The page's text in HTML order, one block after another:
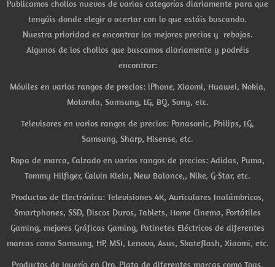
Publicamos chollos nuevos de varias categorías diariamente para que
tengáis donde elegir o acertar con lo que estáis buscando.
Nuestra prioridad es encontrar los mejores precios y rebajas.
Algunos de los chollos que buscamos diariamente y podréis
encontrar:
Móviles en varios rangos de precios: iPhone, Xiaomi, Huawei, Nokia,
Motorola, Samsung, LG, BQ, Sony, etc.
Televisores en varios rangos de precios: Panasonic, Philips, LG,
Samsung, Sharp, Hisense, etc.
Ropa de marca, Calzado en varios rangos de precios: Adidas, Puma,
Tommy Hilfiger, Calvin Klein, New Balance,, Nike, G-Star, etc.
Productos de Electrónica: Televisiones 4K, Auriculares Inalámbricos,
Smartphones, SSD, Discos Duros, Tablets, Home Cinema, Portátiles
Gaming, mejores Gráficas Gaming, Patinetes Eléctricos de diferentes
marcas como Samsung, HP, MSI, Lenovo, Asus, Skateflash, Xiaomi, etc.
Productos de Joyería en Oro, Plata de diferentes marcas como Tous,